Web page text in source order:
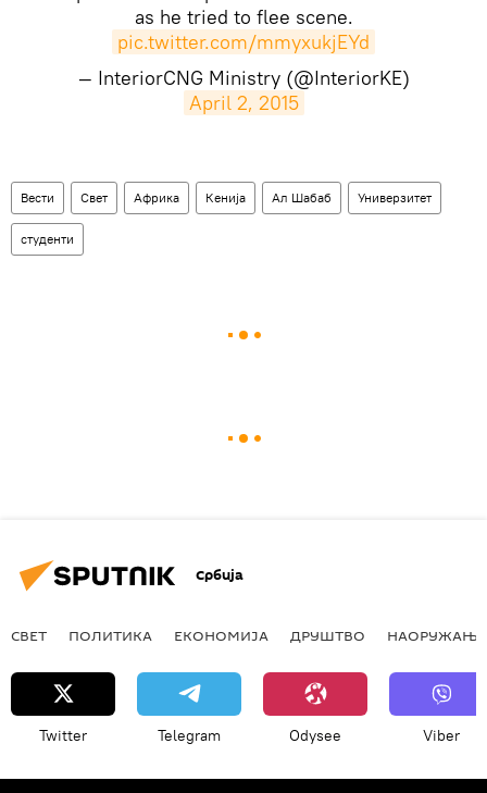
as he tried to flee scene.
pic.twitter.com/mmyxukjEYd
— InteriorCNG Ministry (@InteriorKE)
April 2, 2015
Вести Свет Африка Кенија Ал Шабаб Универзитет
студенти
Србија
СВЕТ ПОЛИТИКА ЕКОНОМИЈА ДРУШТВО НАОРУЖАЊЕ
Twitter Telegram Odysee Viber